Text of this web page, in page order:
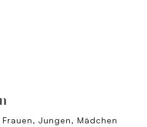
Frauen, Jungen, Mädchen